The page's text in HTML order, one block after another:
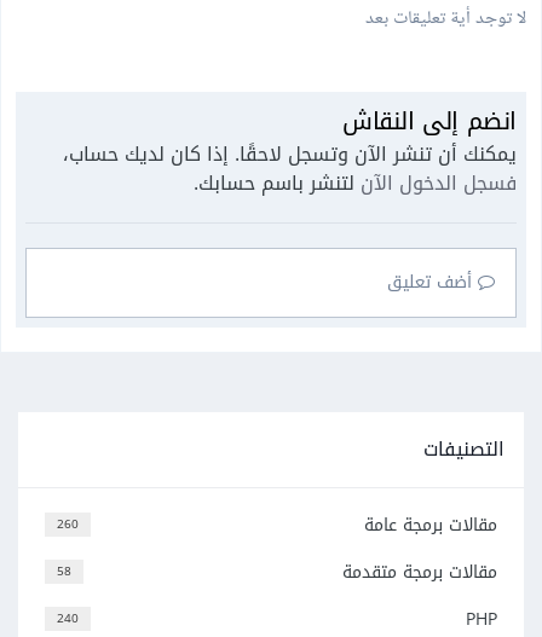
لا توجد أية تعليقات بعد
انضم إلى النقاش
يمكنك أن تنشر الآن وتسجل لاحقًا. إذا كان لديك حساب،
فسجل الدخول الآن لتنشر باسم حسابك.
أضف تعليق
التصنيفات
260 مقالات برمجة عامة
58 مقالات برمجة متقدمة
240 PHP